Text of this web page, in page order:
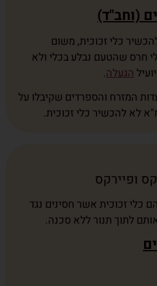
(וחב"ד)
כלי זכוכית, משום
חרס שהטעם נבלע בכלי ולא
הגעלה.
המזרח והספרדים שקיבלו על
לא להכשיר כלי זכוכית.
ופיירקס
כלי זכוכית אשר חסינים נגד
לתוך תנור ללא סכנה.